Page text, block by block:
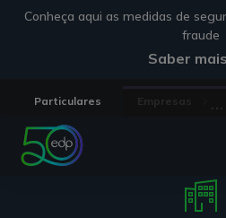
Conheça aqui as medidas de
fraude
Saber mais
Particulares